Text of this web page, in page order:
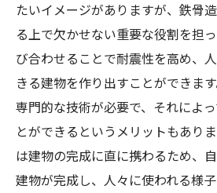
たいイメージがありますが、鉄骨
る上で欠かせない重要な役割を担
び合わせることで耐震性を高め、
きる建物を作り出すことができま
専門的な技術が必要で、それによ
とができるというメリットもあり
は建物の完成に直に携わるため、
建物が完成し、人々に使われる様